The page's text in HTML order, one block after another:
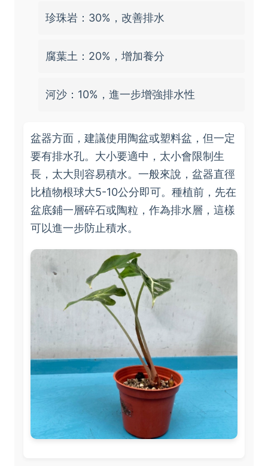
珍珠岩：30%，改善排水
腐葉土：20%，增加養分
河沙：10%，進一步增強排水性
盆器方面，建議使用陶盆或塑料盆，但一定
要有排水孔。大小要適中，太小會限制生
長，太大則容易積水。一般來說，盆器直徑
比植物根球大5-10公分即可。種植前，先在
盆底鋪一層碎石或陶粒，作為排水層，這樣
可以進一步防止積水。